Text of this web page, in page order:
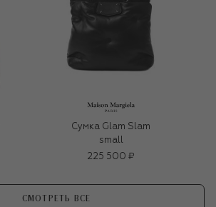
Сумка Glam Slam
small
225 500 ₽
СМОТРЕТЬ ВСЕ